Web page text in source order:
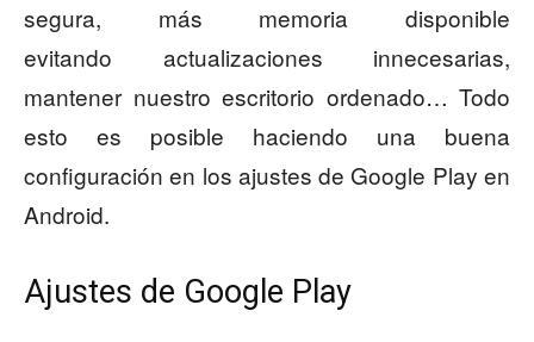
segura, más memoria disponible
evitando actualizaciones innecesarias,
mantener nuestro escritorio ordenado… Todo
esto es posible haciendo una buena
configuración en los ajustes de Google Play en
Android.
Ajustes de Google Play